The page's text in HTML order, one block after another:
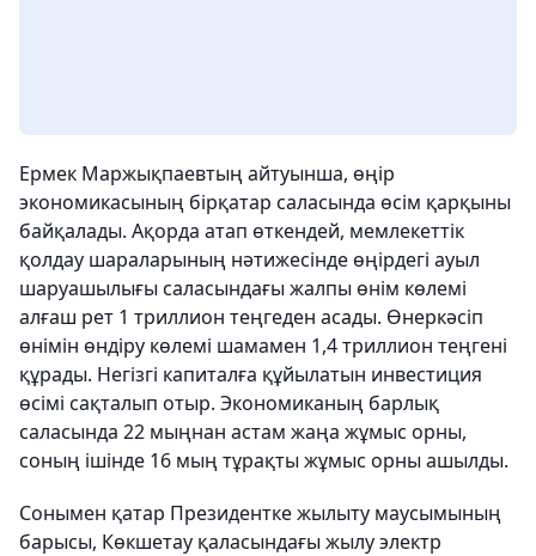
Ермек Маржықпаевтың айтуынша, өңір
экономикасының бірқатар саласында өсім қарқыны
байқалады. Ақорда атап өткендей, мемлекеттік
қолдау шараларының нәтижесінде өңірдегі ауыл
шаруашылығы саласындағы жалпы өнім көлемі
алғаш рет 1 триллион теңгеден асады. Өнеркәсіп
өнімін өндіру көлемі шамамен 1,4 триллион теңгені
құрады. Негізгі капиталға құйылатын инвестиция
өсімі сақталып отыр. Экономиканың барлық
саласында 22 мыңнан астам жаңа жұмыс орны,
соның ішінде 16 мың тұрақты жұмыс орны ашылды.
Сонымен қатар Президентке жылыту маусымының
барысы, Көкшетау қаласындағы жылу электр